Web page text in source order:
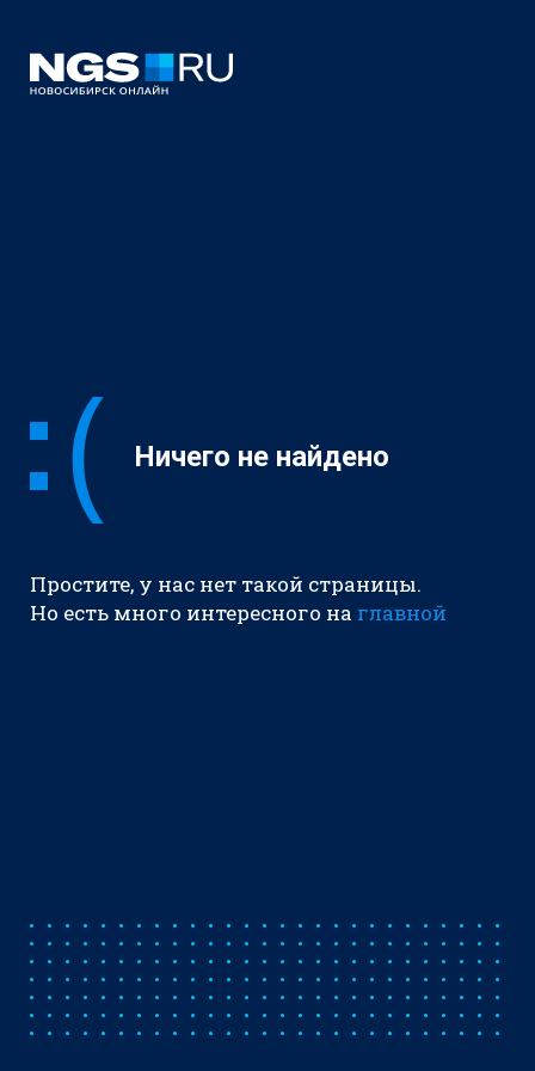
Ничего не найдено
Простите, у нас нет такой страницы.
Но есть много интересного на главной